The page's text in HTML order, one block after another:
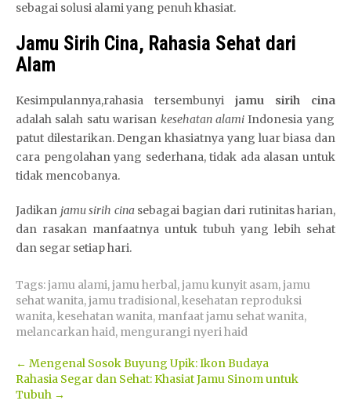
sebagai solusi alami yang penuh khasiat.
Jamu Sirih Cina, Rahasia Sehat dari
Alam
Kesimpulannya,rahasia tersembunyi jamu sirih cina
adalah salah satu warisan kesehatan alamiIndonesia yang
patut dilestarikan. Dengan khasiatnya yang luar biasa dan
cara pengolahan yang sederhana, tidak ada alasan untuk
tidak mencobanya.
Jadikan jamu sirih cinasebagai bagian dari rutinitas harian,
dan rasakan manfaatnya untuk tubuh yang lebih sehat
dan segar setiap hari.
Tags:jamu alami,jamu herbal,jamu kunyit asam,jamu
sehat wanita,jamu tradisional,kesehatan reproduksi
wanita,kesehatan wanita, manfaat jamu sehat wanita,
melancarkan haid, mengurangi nyeri haid
Post
navigation
← Mengenal Sosok Buyung Upik: Ikon Budaya
Rahasia Segar dan Sehat: Khasiat Jamu Sinom untuk
Tubuh →